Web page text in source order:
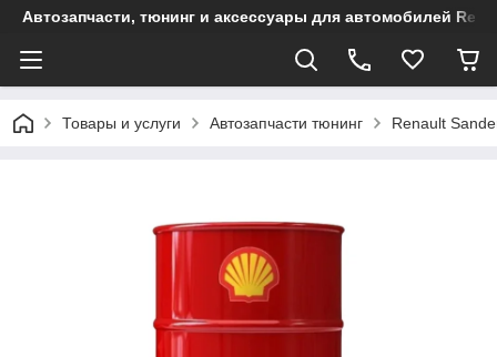
Автозапчасти, тюнинг и аксессуары для автомобилей
Товары и услуги Автозапчасти тюнинг Renault